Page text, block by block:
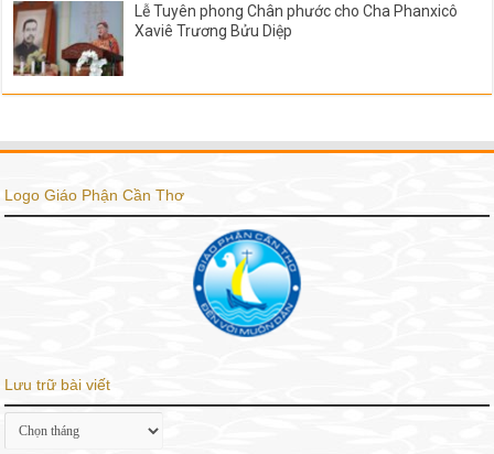
Lễ Tuyên phong Chân phước cho Cha Phanxicô
Xaviê Trương Bửu Diệp
Logo Giáo Phận Cần Thơ
Lưu trữ bài viết
Lưu
trữ